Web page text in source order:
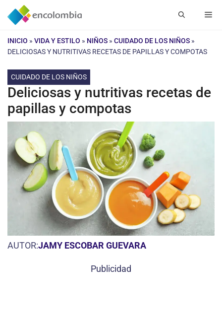
Saltar
INICIO » VIDA Y ESTILO » NIÑOS » CUIDADO DE LOS NIÑOS »
DELICIOSAS Y NUTRITIVAS RECETAS DE PAPILLAS Y COMPOTAS
CUIDADO DE LOS NIÑOS
Deliciosas y nutritivas recetas de
papillas y compotas
AUTOR:JAMY ESCOBAR GUEVARA
Publicidad